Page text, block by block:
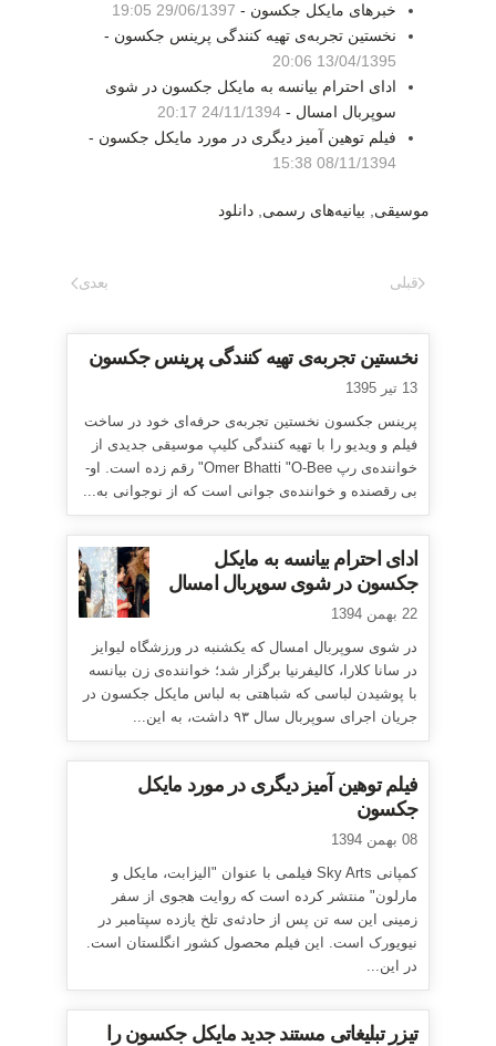
خبرهای مایکل جکسون - 29/06/1397 19:05
نخستین تجربه‌ی تهیه کنندگی پرینس جکسون -
13/04/1395 20:06
ادای احترام بیانسه به مایکل جکسون در شوی
سوپربال امسال - 24/11/1394 20:17
فیلم توهین آمیز دیگری در مورد مایکل جکسون -
08/11/1394 15:38
موسیقی بیانیه‌های رسمی دانلود
قبلی بعدی
نخستین تجربه‌ی تهیه کنندگی پرینس جکسون
13 تیر 1395
پرینس جکسون نخستین تجربه‌ی حرفه‌ای خود در ساخت
فیلم و ویدیو را با تهیه کنندگی کلیپ موسیقی جدیدی از
خواننده‌ی رپ Omer Bhatti "O-Bee" رقم زده است. او-
بی رقصنده و خواننده‌ی جوانی است که از نوجوانی به...
ادای احترام بیانسه به مایکل
جکسون در شوی سوپربال امسال
22 بهمن 1394
در شوی سوپربال امسال که یکشنبه در ورزشگاه لیوایز
در سانا کلارا، کالیفرنیا برگزار شد؛ خواننده‌ی زن بیانسه
با پوشیدن لباسی که شباهتی به لباس مایکل جکسون در
جریان اجرای سوپربال سال ۹۳ داشت، به این...
فیلم توهین آمیز دیگری در مورد مایکل
جکسون
08 بهمن 1394
کمپانی Sky Arts فیلمی با عنوان "الیزابت، مایکل و
مارلون" منتشر کرده است که روایت هجوی از سفر
زمینی این سه تن پس از حادثه‌ی تلخ یازده سپتامبر در
نیویورک است. این فیلم محصول کشور انگلستان است.
در این...
تیزر تبلیغاتی مستند جدید مایکل جکسون را